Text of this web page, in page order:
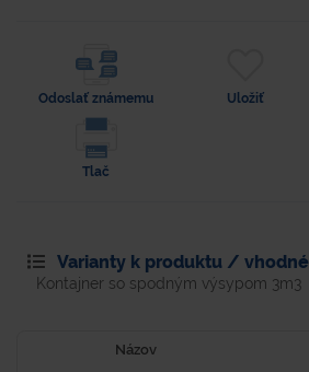
Odoslať známemu Uložiť
Tlač
Varianty k produktu /
Kontajner so spodným výsypom 3m3
Názov